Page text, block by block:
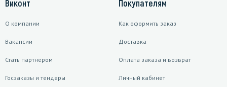
Виконт
О компании
Вакансии
Стать партнером
Госзаказы и тендеры
Покупателям
Как оформить заказ
Доставка
Оплата заказа и возврат
Личный кабинет